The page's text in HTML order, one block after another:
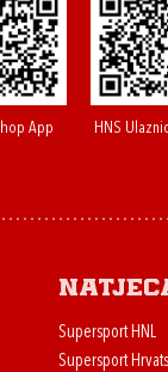
App HNS
Supersport HNL
Supersport